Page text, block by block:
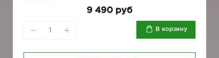
9 490 руб
В корзину